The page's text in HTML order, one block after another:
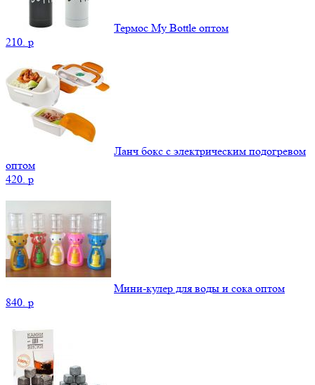
Термос My Bottle оптом
210. p
Ланч бокс с электрическим подогревом
оптом
420. p
Мини-кулер для воды и сока оптом
840. p